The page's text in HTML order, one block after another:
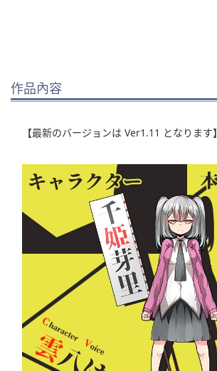
作品內容
【最新のバージョンは Ver1.11 となります】